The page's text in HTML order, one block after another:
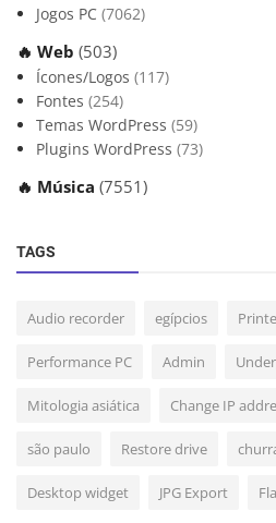
Jogos PC (7062)
🔥 Web (503)
Ícones/Logos (117)
Fontes (254)
Temas WordPress (59)
Plugins WordPress (73)
🔥 Música (7551)
TAGS
Audio recorder egípcios
Performance PC Admin
Mitologia asiática Change IP
são paulo Restore drive
Desktop widget JPG Export